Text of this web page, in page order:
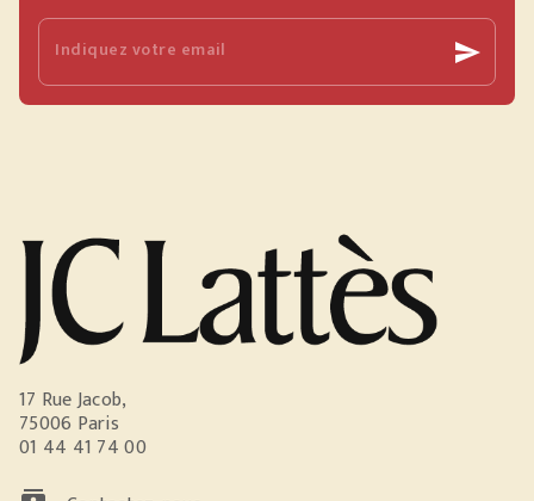
Indiquez votre email send
17 Rue Jacob,
75006 Paris
01 44 41 74 00